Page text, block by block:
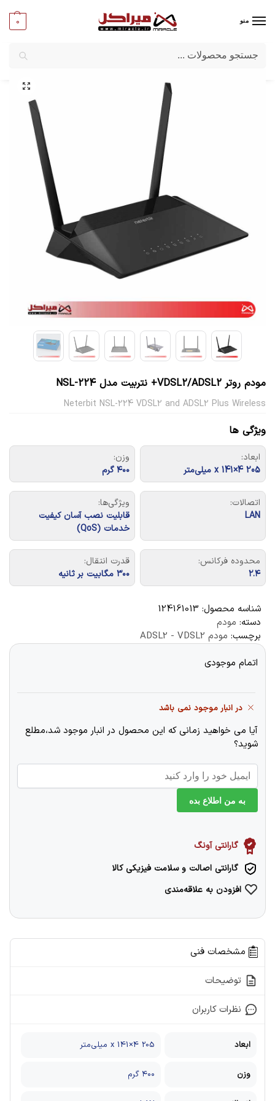
منو 0
میراکل/شبکه و تجهیزات امنیتی
مودم روتر VDSL2/ADSL2+ نتربیت مدل NSL-224
Neterbit NSL-224 VDSL2 and ADSL2 Plus Wireless
ویژگی ها
ابعاد:
205 x 141×4 میلی‌متر
وزن:
۴۰۰ گرم
اتصالات:
LAN
ویژگی‌ها:
قابلیت نصب آسان کیفیت
خدمات (QoS)
محدوده فرکانس:
۲.۴
قدرت انتقال:
۳۰۰ مگابیت بر ثانیه
شناسه محصول: 124161013
دسته: مودم
برچسب: مودم ADSL2 - VDSL2
اتمام موجودی
در انبار موجود نمی باشد
آیا می خواهید زمانی که این محصول در انبار موجود شد،مطلع
شوید؟
به من اطلاع بده
گارانتی آونگ
گارانتی اصالت و سلامت فیزیکی کالا
افزودن به علاقه‌مندی
مشخصات فنی
توضیحات
نظرات کاربران
ابعاد 205 x 141×4 میلی‌متر
وزن ۴۰۰ گرم